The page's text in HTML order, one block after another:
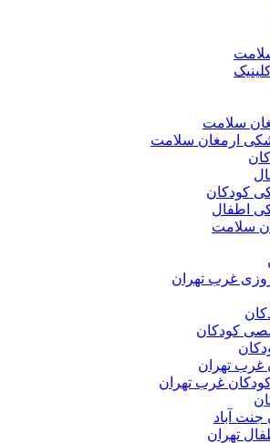
سلامت
ارمغان سلامت
کودکان
اطفال
سلامت
روزی غرب تهران
کودکان
غرب تهران
غرب تهران
جنت آباد
تهران